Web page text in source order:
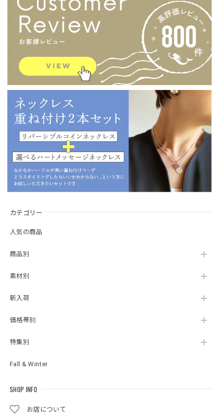
カテゴリー
人気の商品
商品別
素材別
新入荷
価格帯別
特集別
Fall & Winter
SHOP INFO
お店について